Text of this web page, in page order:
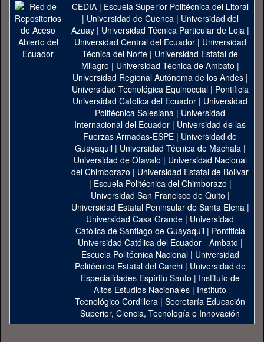
CEDIA| Escuela Superior Politécnica del Litoral
| Universidad de Cuenca| Universidad del
Azuay| Universidad Técnica Particular de Loja|
Universidad Central del Ecuador| Universidad
Técnica del Norte | Universidad Estatal de
Milagro | Universidad Técnica de Ambato |
Universidad Regional Autónoma de los Andes|
Universidad Tecnológica Equinoccial| Pontificia
Universidad Catolica del Ecuador | Universidad
Politécnica Salesiana | Universidad
Internacional del Ecuador | Universidad de las
Fuerzas Armadas-ESPE | Universidad de
Guayaquil| Universidad Técnica de Machala|
Universidad de Otavalo | Universidad Nacional
del Chimborazo | Universidad Estatal de Bolivar
| Escuela Politécnica del Chimborazo |
Universidad San Francisco de Quito |
Universidad Estatal Peninsular de Santa Elena|
Universidad Casa Grande | Universidad
Católica de Santiago de Guayaquil| Pontificia
Universidad Católica del Ecuador - Ambato |
Escuela Politécnica Nacional| Universidad
Politécnica Estatal del Carchi| Universidad de
Especialidades Espíritu Santo | Instituto de
Altos Estudios Nacionales | Instituto
Tecnológico Cordillera | Secretaría Educación
Superior, Ciencia, Tecnología e Innovación